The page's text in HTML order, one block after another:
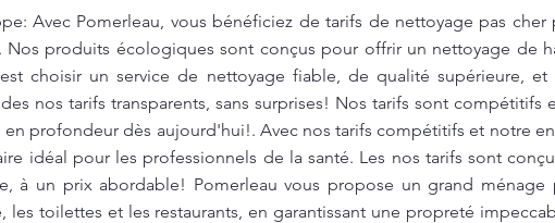
Avec Pomerleau, vous bénéficiez de tarifs de nettoyage pas cher
Nos produits écologiques sont conçus pour offrir un nettoyage de
choisir un service de nettoyage fiable, de qualité supérieure,
nos tarifs transparents, sans surprises! Nos tarifs sont compétitifs
profondeur dès aujourd'hui!. Avec nos tarifs compétitifs et notre
idéal pour les professionnels de la santé. Les nos tarifs sont
à un prix abordable! Pomerleau vous propose un grand ménage
les toilettes et les restaurants, en garantissant une propreté